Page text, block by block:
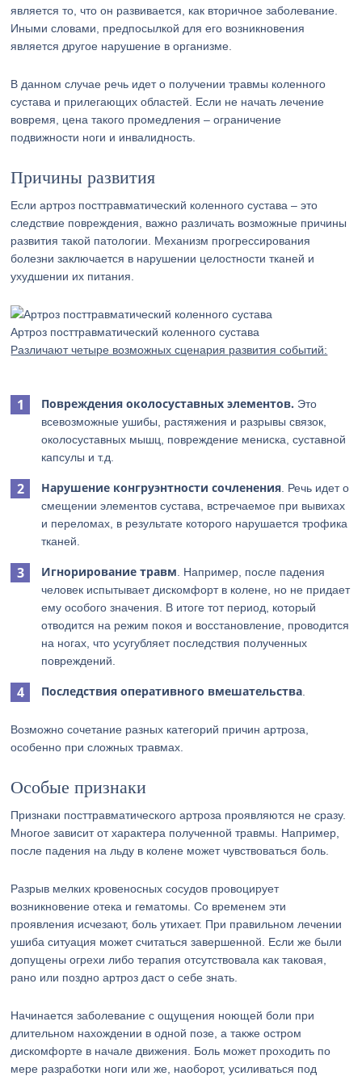
является то, что он развивается, как вторичное заболевание.
Иными словами, предпосылкой для его возникновения
является другое нарушение в организме.
В данном случае речь идет о получении травмы коленного
сустава и прилегающих областей. Если не начать лечение
вовремя, цена такого промедления – ограничение
подвижности ноги и инвалидность.
Причины развития
Если артроз посттравматический коленного сустава – это
следствие повреждения, важно различать возможные причины
развития такой патологии. Механизм прогрессирования
болезни заключается в нарушении целостности тканей и
ухудшении их питания.
Артроз посттравматический коленного сустава
Различают четыре возможных сценария развития событий:
Повреждения околосуставных элементов. Это
всевозможные ушибы, растяжения и разрывы связок,
околосуставных мышц, повреждение мениска, суставной
капсулы и т.д.
Нарушение конгруэнтности сочленения . Речь идет о
смещении элементов сустава, встречаемое при вывихах
и переломах, в результате которого нарушается трофика
тканей.
Игнорирование травм . Например, после падения
человек испытывает дискомфорт в колене, но не придает
ему особого значения. В итоге тот период, который
отводится на режим покоя и восстановление, проводится
на ногах, что усугубляет последствия полученных
повреждений.
Последствия оперативного вмешательства
Возможно сочетание разных категорий причин артроза,
особенно при сложных травмах.
Особые признаки
Признаки посттравматического артроза проявляются не сразу.
Многое зависит от характера полученной травмы. Например,
после падения на льду в колене может чувствоваться боль.
Разрыв мелких кровеносных сосудов провоцирует
возникновение отека и гематомы. Со временем эти
проявления исчезают, боль утихает. При правильном лечении
ушиба ситуация может считаться завершенной. Если же были
допущены огрехи либо терапия отсутствовала как таковая,
рано или поздно артроз даст о себе знать.
Начинается заболевание с ощущения ноющей боли при
длительном нахождении в одной позе, а также остром
дискомфорте в начале движения. Боль может проходить по
мере разработки ноги или же, наоборот, усиливаться под